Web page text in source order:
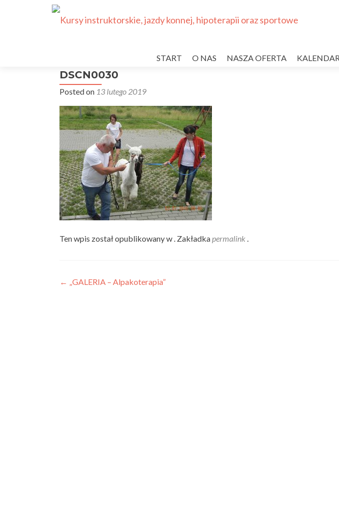
do
START O NAS NASZA OFERTA
DSCN0030
Posted on 13 lutego 2019
Ten wpis został opublikowany w . Zakładkapermalink .
Nawigacja
← „GALERIA – Alpakoterapia”